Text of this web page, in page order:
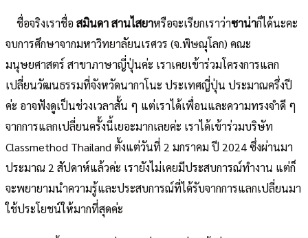
ชื่อจริงเราชื่อ สมินดา สานไสยาหรือจะเรียกเราว่าซาน่าก็ได้นะคะ
จบการศึกษาจากมหาวิทยาลัยนเรศวร (จ.พิษณุโลก) คณะ
มนุษยศาสตร์ สาขาภาษาญี่ปุ่นค่ะ เราเคยเข้าร่วมโครงการแลก
เปลี่ยนวัฒนธรรมที่จังหวัดนากาโนะ ประเทศญี่ปุ่น ประมาณครึ่งปี
ค่ะ อาจฟังดูเป็นช่วงเวลาสั้น ๆ แต่เราได้เพื่อนและความทรงจำดี ๆ
จากการแลกเปลี่ยนครั้งนี้เยอะมากเลยค่ะ เราได้เข้าร่วมบริษัท
Classmethod Thailand ตั้งแต่วันที่ 2 มกราคม ปี 2024 ซึ่งผ่านมา
ประมาณ 2 สัปดาห์แล้วค่ะ เรายังไม่เคยมีประสบการณ์ทำงาน แต่ก็
จะพยายามนำความรู้และประสบการณ์ที่ได้รับจากการแลกเปลี่ยนมา
ใช้ประโยชน์ให้มากที่สุดค่ะ